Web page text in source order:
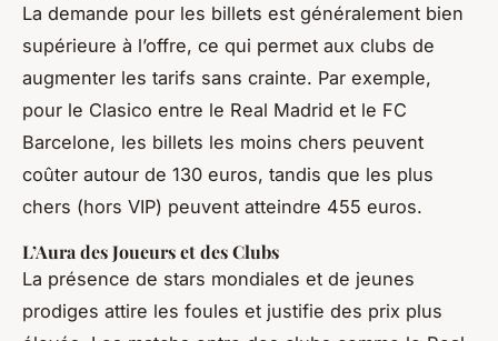
La demande pour les billets est généralement bien
supérieure à l’offre, ce qui permet aux clubs de
augmenter les tarifs sans crainte. Par exemple,
pour le Clasico entre le Real Madrid et le FC
Barcelone, les billets les moins chers peuvent
coûter autour de 130 euros, tandis que les plus
chers (hors VIP) peuvent atteindre 455 euros.
L’Aura des Joueurs et des Clubs
La présence de stars mondiales et de jeunes
prodiges attire les foules et justifie des prix plus